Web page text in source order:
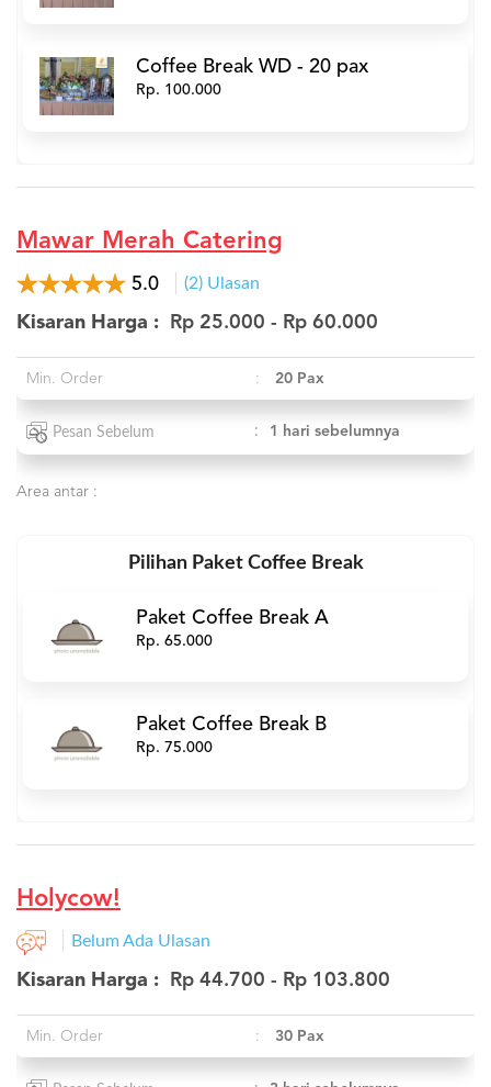
Coffee Break WD - 20 pax
Rp. 100.000
Mawar Merah Catering
5.0 (2) Ulasan
Kisaran Harga : Rp 25.000 - Rp 60.000
Min. Order : 20 Pax
Pesan Sebelum : 1 hari sebelumnya
Area antar :
Pilihan Paket Coffee Break
Paket Coffee Break A
Rp. 65.000
Paket Coffee Break B
Rp. 75.000
Holycow!
Belum Ada Ulasan
Kisaran Harga : Rp 44.700 - Rp 103.800
Min. Order : 30 Pax